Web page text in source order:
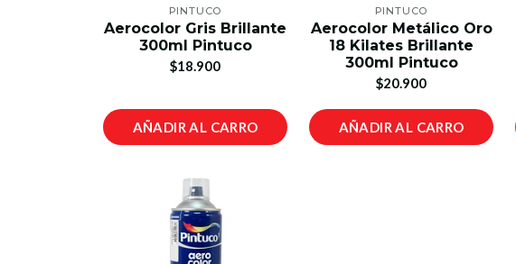
PINTUCO
Aerocolor Gris Brillante
300ml Pintuco
$18.900
AÑADIR AL CARRO
PINTUCO
Aerocolor Metálico Oro
18 Kilates Brillante
300ml Pintuco
$20.900
AÑADIR AL CARRO